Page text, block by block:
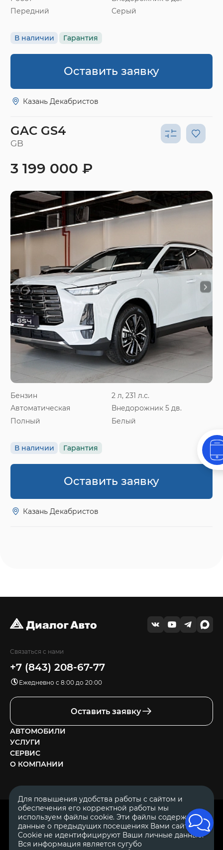
Передний
Серый
В наличии Гарантия
Оставить заявку
Казань Декабристов
GAC GS4
GB
Бензин
2 л, 231 л.с.
Автоматическая
Внедорожник 5 дв.
Полный
Белый
В наличии Гарантия
3 199 000 ₽
Оставить заявку
Казань Декабристов
Связаться с нами
+7 (843) 208-67-77
Ежедневно с 8:00 до 20:00
Оставить заявку
АВТОМОБИЛИ
УСЛУГИ
СЕРВИС
О КОМПАНИИ
© 2007—2026 «Диалог Авто» — автосалон. Все права защищены.
Обращаем Ваше внимание на то, что данный Интернет-сайт
ОГРН 1111644005153
ИНН 1644062657
Для повышения удобства работы с сайтом и
обеспечения его корректной работы мы
используем файлы cookie. Эти файлы содержат
данные о предыдущих посещениях Вами сайта.
Cookie не идентифицируют Ваши личные данные.
Вся информация является сугубо